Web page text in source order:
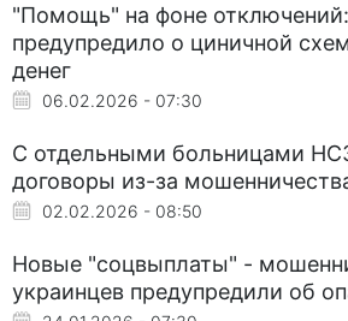
"Помощь" на фоне
предупредило о циничной
денег
06.02.2026 - 07:30
С отдельными больницами
договоры из-за
02.02.2026 - 08:50
Новые "соцвыплаты" -
украинцев предупредили об